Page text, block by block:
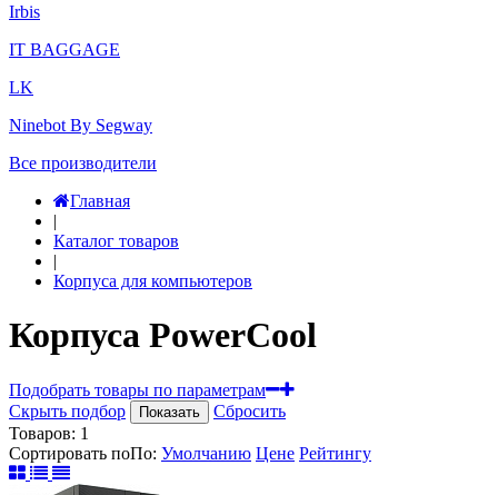
Irbis
IT BAGGAGE
LK
Ninebot By Segway
Все производители
Главная
|
Каталог товаров
|
Корпуса для компьютеров
Корпуса PowerCool
Подобрать товары по параметрам
Скрыть подбор
Показать
Сбросить
Товаров: 1
Сортировать поПо: Умолчанию Цене Рейтингу